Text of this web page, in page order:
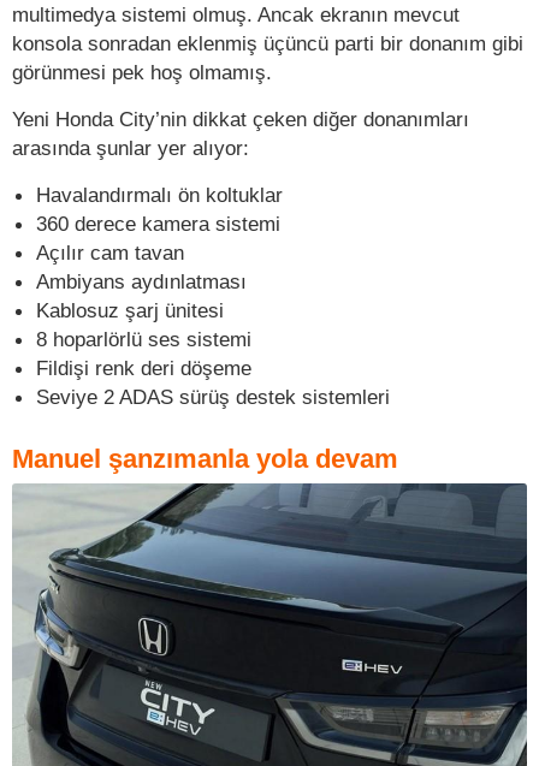
multimedya sistemi olmuş. Ancak ekranın mevcut
konsola sonradan eklenmiş üçüncü parti bir donanım gibi
görünmesi pek hoş olmamış.
Yeni Honda City’nin dikkat çeken diğer donanımları
arasında şunlar yer alıyor:
Havalandırmalı ön koltuklar
360 derece kamera sistemi
Açılır cam tavan
Ambiyans aydınlatması
Kablosuz şarj ünitesi
8 hoparlörlü ses sistemi
Fildişi renk deri döşeme
Seviye 2 ADAS sürüş destek sistemleri
Manuel şanzımanla yola devam